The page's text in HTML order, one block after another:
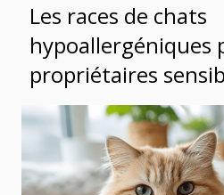
Les races de chats
hypoallergéniques
propriétaires